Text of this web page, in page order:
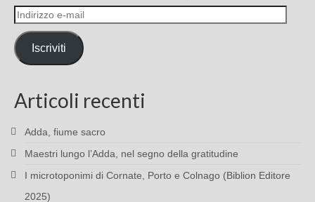
Indirizzo
e-
mail
Iscriviti
Articoli recenti
Adda, fiume sacro
Maestri lungo l’Adda, nel segno della gratitudine
I microtoponimi di Cornate, Porto e Colnago (Biblion Editore
2025)